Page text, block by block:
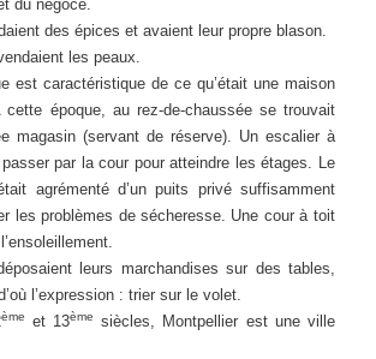
du négoce.
des épices et avaient leur propre blason.
les peaux.
est caractéristique de ce qu’était une maison
cette époque, au rez-de-chaussée se trouvait
magasin (servant de réserve). Un escalier à
par la cour pour atteindre les étages. Le
agrémenté d’un puits privé suffisamment
les problèmes de sécheresse. Une cour à toit
leurs marchandises sur des tables,
l’expression : trier sur le volet.
ème et 13ème
siècles, Montpellier est une ville